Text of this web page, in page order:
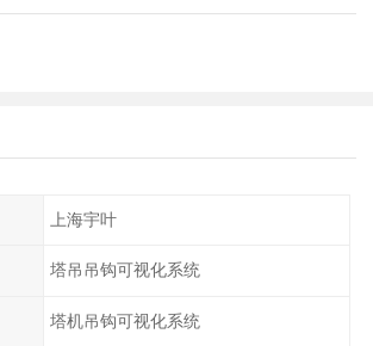
上海宇叶
塔吊吊钩可视化系统
塔机吊钩可视化系统